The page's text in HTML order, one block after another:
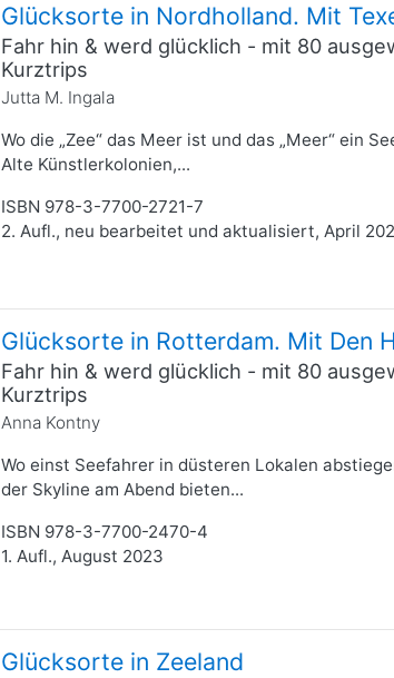
Glücksorte in Nordholland. Mit
Fahr hin & werd glücklich - mit 80
Kurztrips
Jutta M. Ingala
Wo die „Zee“ das Meer ist und das „Meer“ ein
Alte Künstlerkolonien,...
ISBN 978-3-7700-2721-7
2. Aufl., neu bearbeitet und aktualisiert, April
Glücksorte in Rotterdam. Mit Den
Fahr hin & werd glücklich - mit 80
Kurztrips
Anna Kontny
Wo einst Seefahrer in düsteren Lokalen
der Skyline am Abend bieten...
ISBN 978-3-7700-2470-4
1. Aufl., August 2023
Glücksorte in Zeeland